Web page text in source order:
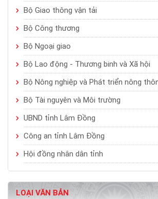
Bộ Giao thông vận tải
Bộ Công thương
Bộ Ngoại giao
Bộ Lao động - Thương binh và Xã hội
Bộ Nông nghiệp và Phát triển nông
Bộ Tài nguyên và Môi trường
UBND tỉnh Lâm Đồng
Công an tỉnh Lâm Đồng
Hội đồng nhân dân tỉnh
LOẠI VĂN BẢN